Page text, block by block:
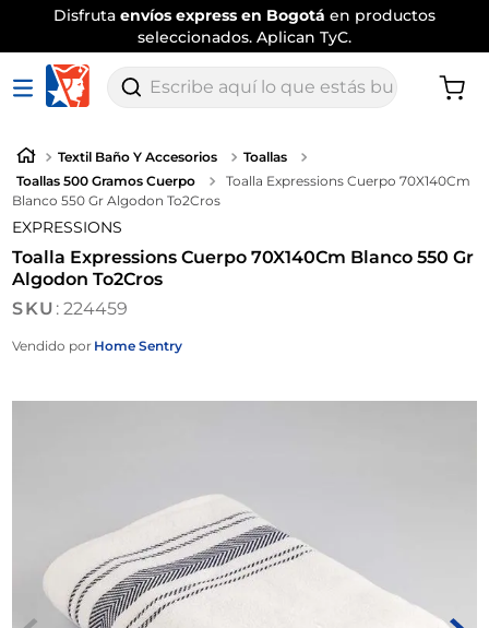
Disfruta envíos express en Bogotá en productos
seleccionados. Aplican TyC.
Escribe aquí lo que estás buscando
Textil Baño Y Accesorios
Toallas
Toallas 500 Gramos Cuerpo
Toalla Expressions Cuerpo 70X140Cm
Blanco 550 Gr Algodon To2Cros
EXPRESSIONS
Toalla Expressions Cuerpo 70X140Cm Blanco 550 Gr
Algodon To2Cros
:224459
Vendido por Home Sentry